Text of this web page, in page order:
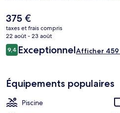
sauna et un hammam.
Le
prix
actuel
est
de
375 €
taxes et frais compris
22 août - 23 août
Avis
voyageurs
9,49,4 sur 10
ExceptionnelAfficher 459
Équipements populaires
Piscine